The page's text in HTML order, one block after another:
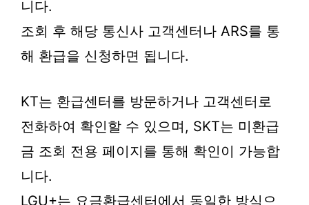
니다.
조회 후 해당 통신사 고객센터나 ARS를 통
해 환급을 신청하면 됩니다.
KT는 환급센터를 방문하거나 고객센터로
전화하여 확인할 수 있으며, SKT는 미환급
금 조회 전용 페이지를 통해 확인이 가능합
니다.
LGU+는 요금환급센터에서 동일한 방식으